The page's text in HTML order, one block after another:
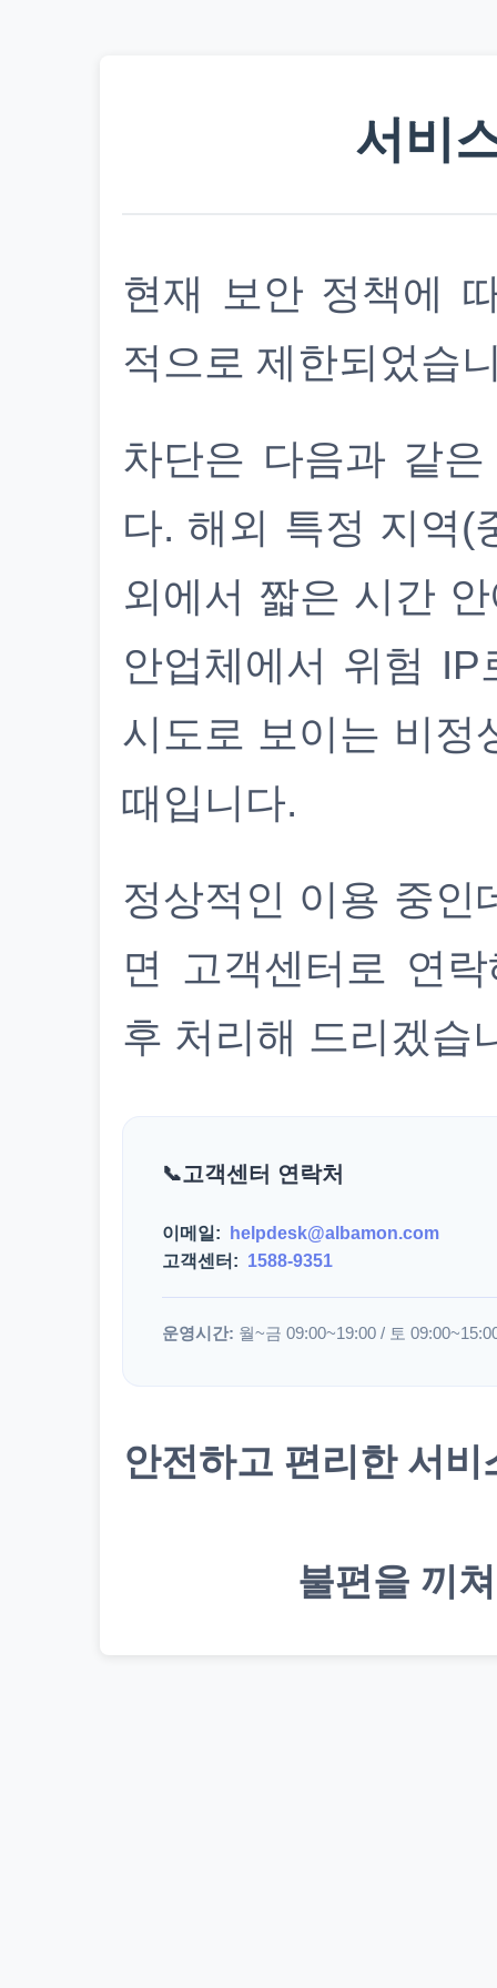
서비
현재 보안 정책에
적으로 제한되었습
차단은 다음과 같
다. 해외 특정 지역(
외에서 짧은 시간
안업체에서 위험
시도로 보이는 비정
때입니다.
정상적인 이용 중인
면 고객센터로 연
후 처리해 드리겠습
고객센터 연락처
이메일:
helpdesk@albamon.com
고객센터: 1588-9351
운영시간: 월~금 09:00~19:00 / 토
안전하고 편리한 서
불편을 끼